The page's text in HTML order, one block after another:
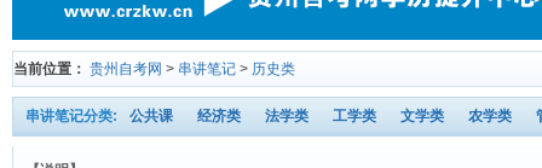
当前位置： 贵州自考网 > 串讲笔记 > 历史类
串讲笔记分类: 公共课 经济类 法学类 工学类 文学类 农学类